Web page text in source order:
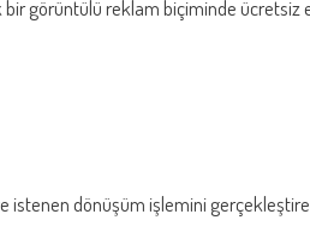
bir görüntülü reklam biçiminde ücretsiz
dönüşüm işlemini